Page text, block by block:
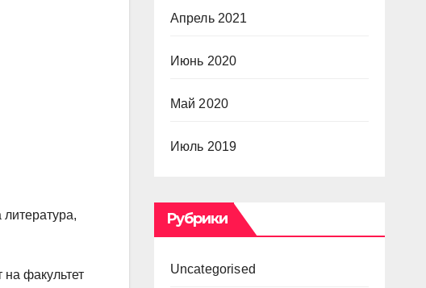
факультет
Апрель 2021
Июнь 2020
Май 2020
Июль 2019
Рубрики
Uncategorised